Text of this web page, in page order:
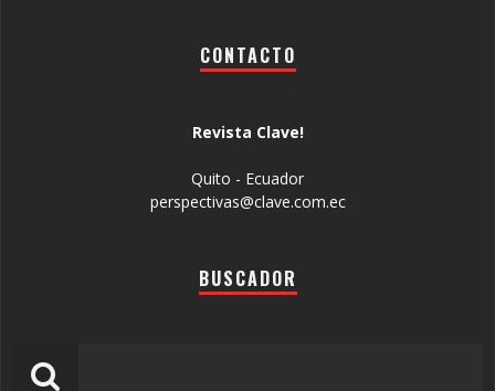
CONTACTO
Revista Clave!
Quito - Ecuador
perspectivas@clave.com.ec
BUSCADOR